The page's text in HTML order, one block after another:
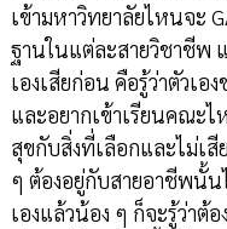
เข้ามหาวิทยาลัยไหนจะ
ฐานในแต่ละสายวิชาชีพ
เองเสียก่อน คือรู้ว่าตัวเ
และอยากเข้าเรียนคณะ
สุขกับสิ่งที่เลือกและไม่เสี
ๆ ต้องอยู่กับสายอาชีพนั้น
เองแล้วน้อง ๆ ก็จะรู้ว่าต้